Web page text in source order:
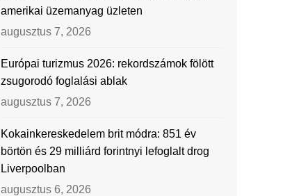
amerikai üzemanyag üzleten
augusztus 7, 2026
Európai turizmus 2026: rekordszámok fölött
zsugorodó foglalási ablak
augusztus 7, 2026
Kokainkereskedelem brit módra: 851 év
börtön és 29 milliárd forintnyi lefoglalt drog
Liverpoolban
augusztus 6, 2026